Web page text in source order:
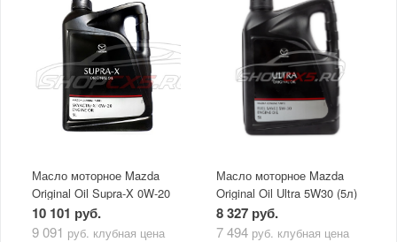
Масло моторное Mazda
Original Oil Supra-X 0W-20
(5 л)
10 101 руб.
9 091 руб. клубная цена
Масло моторное Mazda
Original Oil Ultra 5W30 (5л)
8 327 руб.
7 494 руб. клубная цена